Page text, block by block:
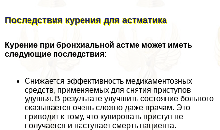
Последствия курения для астматика
Курение при бронхиальной астме может иметь
следующие последствия:
Снижается эффективность медикаментозных
средств, применяемых для снятия приступов
удушья. В результате улучшить состояние больного
оказывается очень сложно даже врачам. Это
приводит к тому, что купировать приступ не
получается и наступает cмepть пациента.